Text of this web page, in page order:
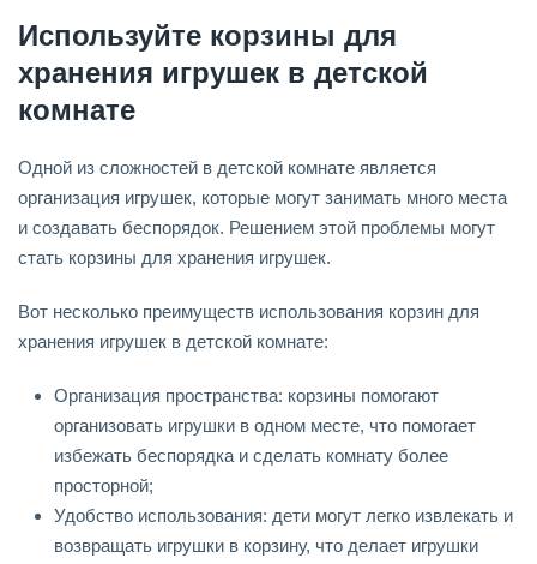
Используйте корзины для
хранения игрушек в детской
комнате
Одной из сложностей в детской комнате является
организация игрушек, которые могут занимать много места
и создавать беспорядок. Решением этой проблемы могут
стать корзины для хранения игрушек.
Вот несколько преимуществ использования корзин для
хранения игрушек в детской комнате:
Организация пространства: корзины помогают
организовать игрушки в одном месте, что помогает
избежать беспорядка и сделать комнату более
просторной;
Удобство использования: дети могут легко извлекать и
возвращать игрушки в корзину, что делает игрушки